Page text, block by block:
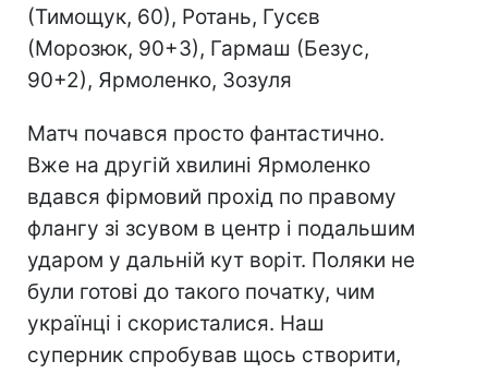
(Тимощук, 60), Ротань, Гусєв
(Морозюк, 90+3), Гармаш (Безус,
90+2), Ярмоленко, Зозуля
Матч почався просто фантастично.
Вже на другій хвилині Ярмоленко
вдався фірмовий прохід по правому
флангу зі зсувом в центр і подальшим
ударом у дальній кут воріт. Поляки не
були готові до такого початку, чим
українці і скористалися. Наш
суперник спробував щось створити,